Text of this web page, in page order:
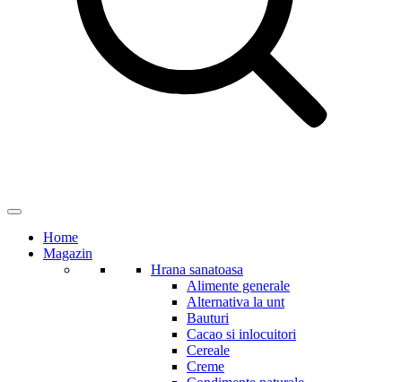
Home
Magazin
Hrana sanatoasa
Alimente generale
Alternativa la unt
Bauturi
Cacao si inlocuitori
Cereale
Creme